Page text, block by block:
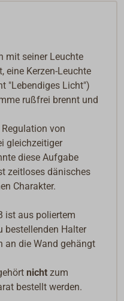
mit seiner Leuchte
eine Kerzen-Leuchte
"Lebendiges Licht")
rußfrei brennt und
von
gleichzeitiger
diese Aufgabe
zeitloses dänisches
Charakter.
ist aus poliertem
bestellenden Halter
an die Wand gehängt
nicht zum
bestellt werden.